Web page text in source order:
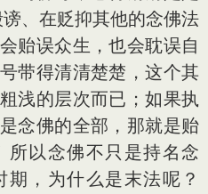
、在贬抑其他的念佛法
贻误众生，也会耽误自
带得清清楚楚，这个其
浅的层次而已；如果执
念佛的全部，那就是贻
所以念佛不只是持名念
，为什么是末法呢？